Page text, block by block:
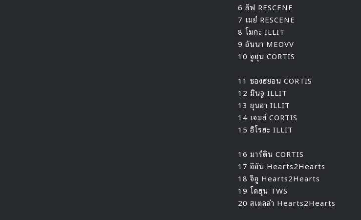
6 ลิฟ RESCENE
7 เมย์ RESCENE
8 โมกะ ILLIT
9 อันนา MEOVV
10 จูฮุน CORTIS
11 ซองฮยอน CORTIS
12 มินจู ILLIT
13 ยุนอา ILLIT
14 เจมส์ CORTIS
15 อิโรฮะ ILLIT
16 มาร์ติน CORTIS
17 อีอัน Hearts2Hearts
18 จีอู Hearts2Hearts
19 โดฮุน TWS
20 สเตลล่า Hearts2Hearts